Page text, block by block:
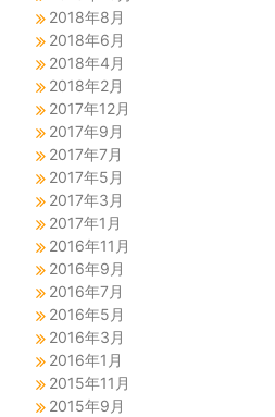
2018年8月
2018年6月
2018年4月
2018年2月
2017年12月
2017年9月
2017年7月
2017年5月
2017年3月
2017年1月
2016年11月
2016年9月
2016年7月
2016年5月
2016年3月
2016年1月
2015年11月
2015年9月